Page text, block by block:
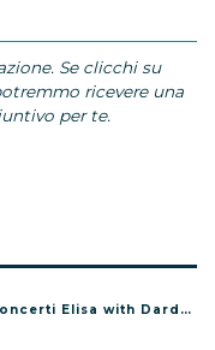
Se clicchi su
ricevere una
per te.
Dardust An Intimate Arena a Verona, giugno 2023